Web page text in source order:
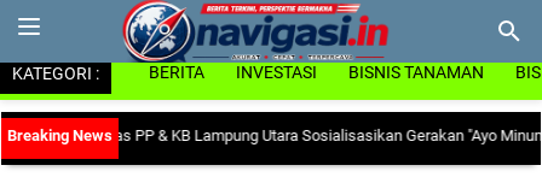
KATEGORI : BERITA INVESTASI BISNIS TANAMAN
Dinas PP & KB Lampung Utara Sosialisasikan Gerakan "Ayo Minum